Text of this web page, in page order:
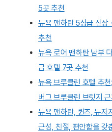
5곳 추천
뉴욕 맨하탄 5성급 신상
추천
뉴욕 로어 맨하탄 남부
급 호텔 7곳 추천
뉴욕 브루클린 호텔 추
버그 브루클린 브릿지
뉴욕 맨하탄, 퀸즈, 뉴저
근성, 친절, 편안함을 갖